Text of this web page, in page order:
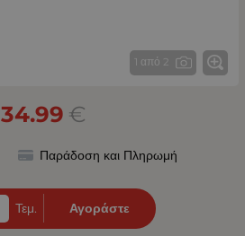
1 από 2
34.99 €
Παράδοση και Πληρωμή
Τεμ. Αγοράστε